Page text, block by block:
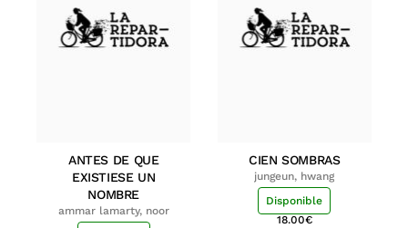
ANTES DE QUE
EXISTIESE UN
NOMBRE
ammar lamarty, noor
CIEN SOMBRAS
jungeun, hwang
Disponible
18.00€